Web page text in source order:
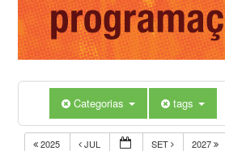
Categorias tags
2025 JUL SET 2027